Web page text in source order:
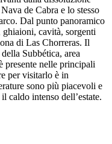
de Cabra e lo stesso
Dal punto panoramico
ghiaioni, cavità, sorgenti
di Las Chorreras. Il
Subbética, area
presente nelle principali
per visitarlo è in
sono più piacevoli e
caldo intenso dell’estate.